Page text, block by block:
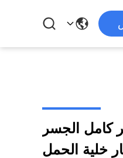
كامل الجسر
خلية الحمل